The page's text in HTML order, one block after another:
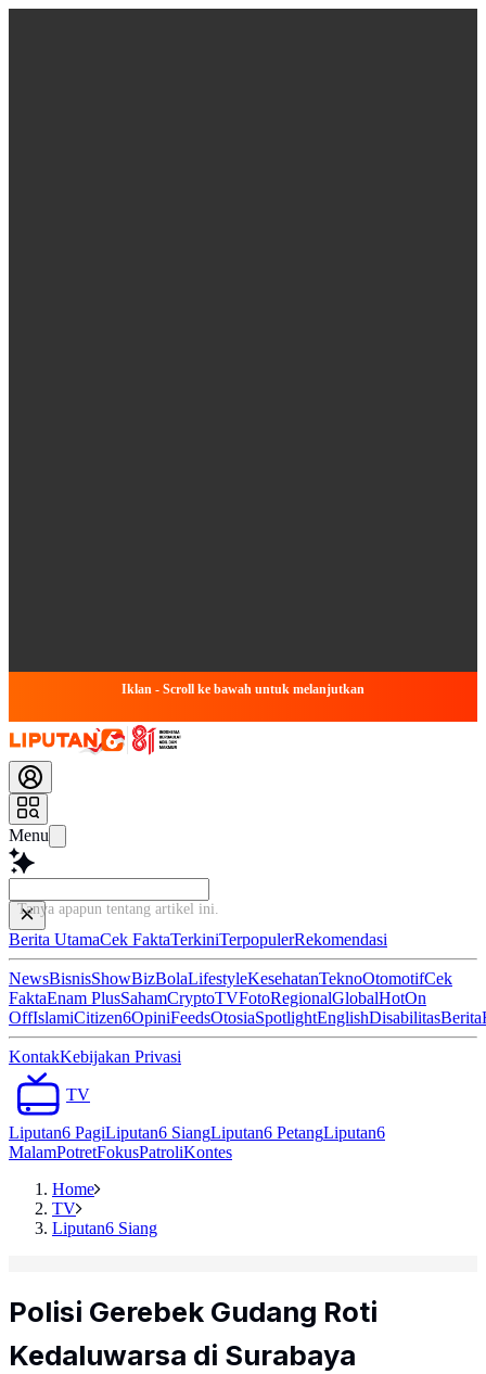
Iklan - Scroll ke bawah untuk melanjutkan
Menu
Tanya apapun tentang artikel ini...
Berita UtamaCek FaktaTerkiniTerpopulerRekomendasi
NewsBisnisShowBizBolaLifestyleKesehatanTeknoOtomotifCek
FaktaEnam PlusSahamCryptoTVFotoRegionalGlobalHotOn
OffIslamiCitizen6OpiniFeedsOtosiaSpotlightEnglishDisabilitasBerita
KontakKebijakan Privasi
TV
Liputan6 PagiLiputan6 SiangLiputan6 PetangLiputan6
MalamPotretFokusPatroliKontes
Home
TV
Liputan6 Siang
Polisi Gerebek Gudang Roti
Kedaluwarsa di Surabaya